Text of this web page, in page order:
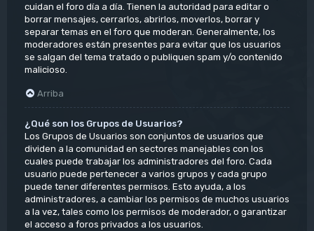
cuidan el foro día a día. Tienen la autoridad para editar o
borrar mensajes, cerrarlos, abrirlos, moverlos, borrar y
separar temas en el foro que moderan. Generalmente, los
moderadores están presentes para evitar que los usuarios
se salgan del tema tratado o publiquen spam y/o contenido
malicioso.
Arriba
¿Qué son los Grupos de Usuarios?
Los Grupos de Usuarios son conjuntos de usuarios que
dividen a la comunidad en sectores manejables con los
cuales puede trabajar los administradores del foro. Cada
usuario puede pertenecer a varios grupos y cada grupo
puede tener diferentes permisos. Esto ayuda, a los
administradores, a cambiar los permisos de muchos usuarios
a la vez, tales como los permisos de moderador, o garantizar
el acceso a foros privados a los usuarios.